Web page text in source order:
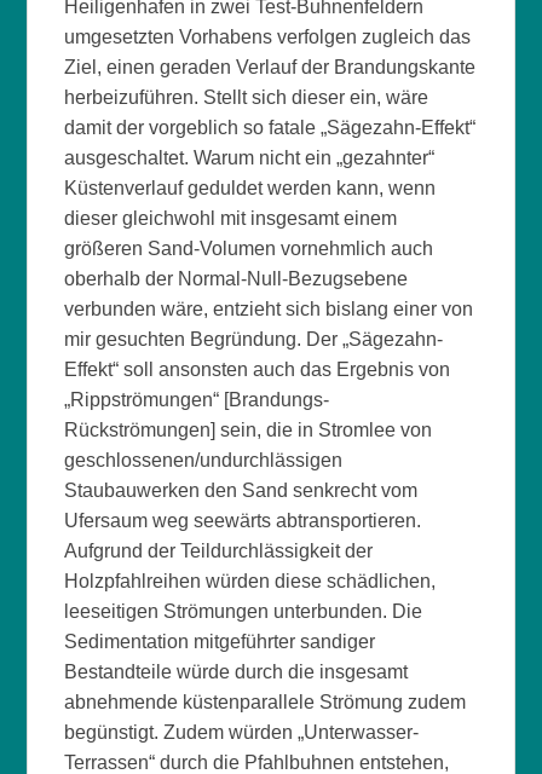
Heiligenhafen in zwei Test-Buhnenfeldern
umgesetzten Vorhabens verfolgen zugleich das
Ziel, einen geraden Verlauf der Brandungskante
herbeizuführen. Stellt sich dieser ein, wäre
damit der vorgeblich so fatale „Sägezahn-Effekt“
ausgeschaltet. Warum nicht ein „gezahnter“
Küstenverlauf geduldet werden kann, wenn
dieser gleichwohl mit insgesamt einem
größeren Sand-Volumen vornehmlich auch
oberhalb der Normal-Null-Bezugsebene
verbunden wäre, entzieht sich bislang einer von
mir gesuchten Begründung. Der „Sägezahn-
Effekt“ soll ansonsten auch das Ergebnis von
„Rippströmungen“ [Brandungs-
Rückströmungen] sein, die in Stromlee von
geschlossenen/undurchlässigen
Staubauwerken den Sand senkrecht vom
Ufersaum weg seewärts abtransportieren.
Aufgrund der Teildurchlässigkeit der
Holzpfahlreihen würden diese schädlichen,
leeseitigen Strömungen unterbunden. Die
Sedimentation mitgeführter sandiger
Bestandteile würde durch die insgesamt
abnehmende küstenparallele Strömung zudem
begünstigt. Zudem würden „Unterwasser-
Terrassen“ durch die Pfahlbuhnen entstehen,